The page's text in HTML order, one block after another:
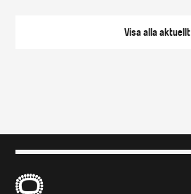
Visa allaaktuellt
B